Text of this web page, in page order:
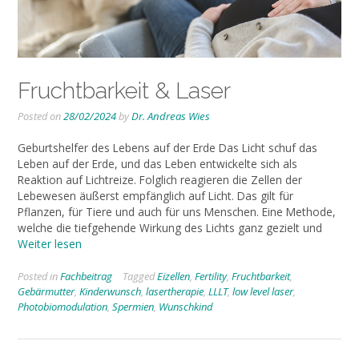
Fruchtbarkeit & Laser
Posted on28/02/2024byDr. Andreas Wies
Geburtshelfer des Lebens auf der Erde Das Licht schuf das
Leben auf der Erde, und das Leben entwickelte sich als
Reaktion auf Lichtreize. Folglich reagieren die Zellen der
Lebewesen äußerst empfänglich auf Licht. Das gilt für
Pflanzen, für Tiere und auch für uns Menschen. Eine Methode,
welche die tiefgehende Wirkung des Lichts ganz gezielt und
Weiter lesen
Posted inFachbeitrag TaggedEizellen, Fertility, Fruchtbarkeit,
Gebärmutter, Kinderwunsch, lasertherapie, LLLT, low level laser,
Photobiomodulation, Spermien, Wunschkind